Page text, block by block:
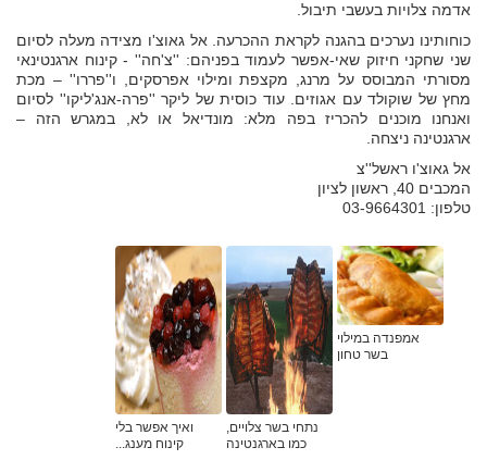
אדמה צלויות בעשבי תיבול.
כוחותינו נערכים בהגנה לקראת ההכרעה. אל גאוצ'ו מצידה מעלה לסיום
שני שחקני חיזוק שאי-אפשר לעמוד בפניהם: ''צ'חה'' - קינוח ארגנטינאי
מסורתי המבוסס על מרנג, מקצפת ומילוי אפרסקים, ו''פררו'' – מכת
מחץ של שוקולד עם אגוזים. עוד כוסית של ליקר ''פרה-אנג'ליקו'' לסיום
ואנחנו מוכנים להכריז בפה מלא: מונדיאל או לא, במגרש הזה –
ארגנטינה ניצחה.
אל גאוצ'ו ראשל''צ
המכבים 40, ראשון לציון
טלפון: 03-9664301
אמפנדה במילוי
בשר טחון
נתחי בשר צלויים,
כמו בארגנטינה
ואיך אפשר בלי
קינוח מענג...